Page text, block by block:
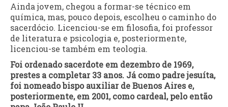
Ainda jovem, chegou a formar-se técnico em
química, mas, pouco depois, escolheu o caminho do
sacerdócio. Licenciou-se em filosofia, foi professor
de literatura e psicologia e, posteriormente,
licenciou-se também em teologia.
Foi ordenado sacerdote em dezembro de 1969,
prestes a completar 33 anos. Já como padre jesuíta,
foi nomeado bispo auxiliar de Buenos Aires e,
posteriormente, em 2001, como cardeal, pelo então